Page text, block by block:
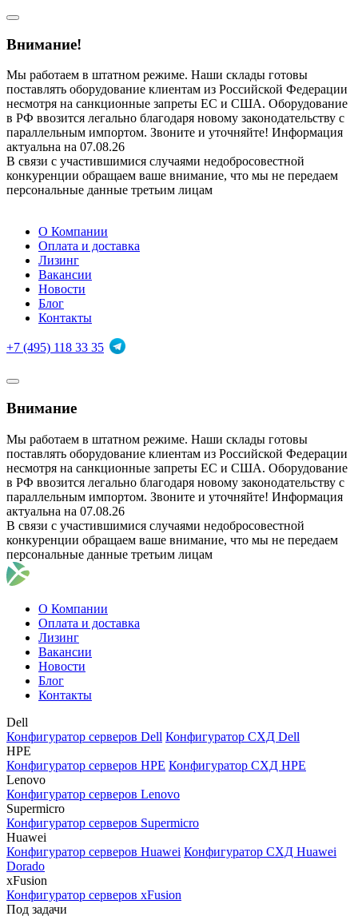
Внимание!
Мы работаем в штатном режиме. Наши склады готовы
поставлять оборудование клиентам из Российской Федерации
несмотря на санкционные запреты ЕС и США. Оборудование
в РФ ввозится легально благодаря новому законодательству с
параллельным импортом. Звоните и уточняйте! Информация
актуальна на 07.08.26
В связи с участившимися случаями недобросовестной
конкуренции обращаем ваше внимание, что мы не передаем
персональные данные третьим лицам
О Компании
Оплата и доставка
Лизинг
Вакансии
Новости
Блог
Контакты
+7 (495) 118 33 35
Внимание
Мы работаем в штатном режиме. Наши склады готовы
поставлять оборудование клиентам из Российской Федерации
несмотря на санкционные запреты ЕС и США. Оборудование
в РФ ввозится легально благодаря новому законодательству с
параллельным импортом. Звоните и уточняйте! Информация
актуальна на 07.08.26
В связи с участившимися случаями недобросовестной
конкуренции обращаем ваше внимание, что мы не передаем
персональные данные третьим лицам
О Компании
Оплата и доставка
Лизинг
Вакансии
Новости
Блог
Контакты
Dell
Конфигуратор серверов Dell Конфигуратор СХД Dell
HPE
Конфигуратор серверов HPE Конфигуратор СХД HPE
Lenovo
Конфигуратор серверов Lenovo
Supermicro
Конфигуратор серверов Supermicro
Huawei
Конфигуратор серверов Huawei Конфигуратор СХД Huawei
Dorado
xFusion
Конфигуратор серверов xFusion
Под задачи